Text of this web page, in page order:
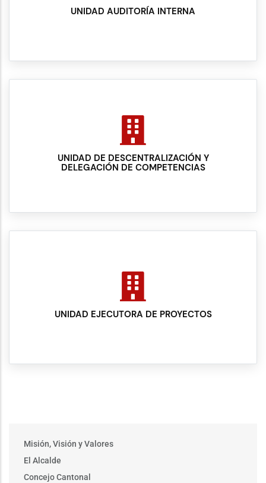
UNIDAD AUDITORÍA INTERNA
UNIDAD DE DESCENTRALIZACIÓN Y
DELEGACIÓN DE COMPETENCIAS
UNIDAD EJECUTORA DE PROYECTOS
Main
menu
Misión, Visión y Valores
El Alcalde
Concejo Cantonal